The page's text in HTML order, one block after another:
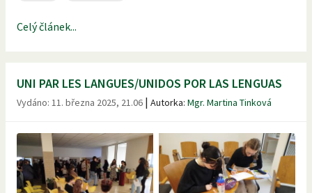
Celý článek...
UNI PAR LES LANGUES/UNIDOS POR LAS LENGUAS
Vydáno: 11. března 2025, 21.06 | Autorka: Mgr. Martina Tinková